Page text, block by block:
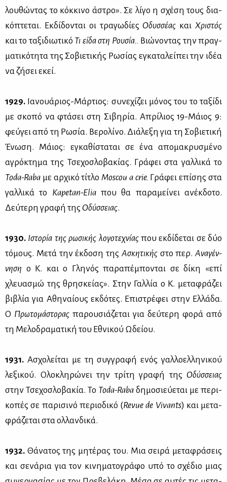
λου­θώ­ντας το κόκ­κι­νο άστρο». Σε λί­γο η σχέ­ση τους δια­
κό­πτε­ται. Εκ­δί­δο­νται οι τρα­γω­δί­ες Οδυσ­σέ­ας και Χρι­στός
και το τα­ξι­διω­τι­κό Τι εί­δα στη Ρου­σία.. Βιώ­νο­ντας την πραγ­
μα­τι­κό­τη­τα της Σο­βιε­τι­κής Ρω­σί­ας εγκα­τα­λεί­πει την ιδέα
να ζή­σει εκεί.
1929. Ια­νουά­ριος-Μάρ­τιος: συ­νε­χί­ζει μό­νος του το τα­ξί­δι
με σκο­πό να φτά­σει στη Σι­βη­ρία. Απρί­λιος 19-Μάιος 9:
φεύ­γει από τη Ρω­σία. Βε­ρο­λί­νο. Διά­λε­ξη για τη Σο­βιε­τι­κή
Ένω­ση. Μάιος: εγκα­θί­στα­ται σε ένα απο­μα­κρυ­σμέ­νο
αγρό­κτη­μα της Τσε­χο­σλο­βα­κί­ας. Γρά­φει στα γαλ­λι­κά το
Toda-Raba με αρ­χι­κό τί­τλοMoscou a crie. Γρά­φει επί­σης στα
γαλ­λι­κά το Kapetan-Eliaπου θα πα­ρα­μεί­νει ανέκ­δο­το.
Δεύ­τε­ρη γρα­φή της Οδύσ­σειας.
1930. Ιστο­ρία της ρω­σι­κής λο­γο­τε­χνί­ας που εκ­δί­δε­ται σε δύο
τό­μους. Με­τά την έκ­δο­ση της Ασκη­τι­κής στο περ. Ανα­γέν­
νη­ση ο Κ. και ο Γλη­νός πα­ρα­πέ­μπο­νται σε δί­κη «επί
χλευα­σμώ της θρη­σκεί­ας». Στην Γαλ­λία ο Κ. με­τα­φρά­ζει
βι­βλία για Αθη­ναί­ους εκ­δό­τες. Επι­στρέ­φει στην Ελ­λά­δα.
Ο Πρω­το­μά­στο­ρας πα­ρου­σιά­ζε­ται για δεύ­τε­ρη φο­ρά από
τη Με­λο­δρα­μα­τι­κή του Εθνι­κού Ωδεί­ου.
1931. Ασχο­λεί­ται με τη συγ­γρα­φή ενός γαλ­λο­ελ­λη­νι­κού
λε­ξι­κού. Ολο­κλη­ρώ­νει την τρί­τη γρα­φή της Οδύσ­σειας
στην Τσε­χο­σλο­βα­κία. Το Toda-Raba δη­μο­σιεύ­ε­ται με πε­ρι­
κο­πές σε πα­ρι­σι­νό πε­ριο­δι­κό (Revuede Vivants) και με­τα­
φρά­ζε­ται στα ολ­λαν­δι­κά.
1932. Θά­να­τος της μη­τέ­ρας του. Μια σει­ρά με­τα­φρά­σεις
και σε­νά­ρια για τον κι­νη­μα­το­γρά­φο υπό το σχέ­διο μιας